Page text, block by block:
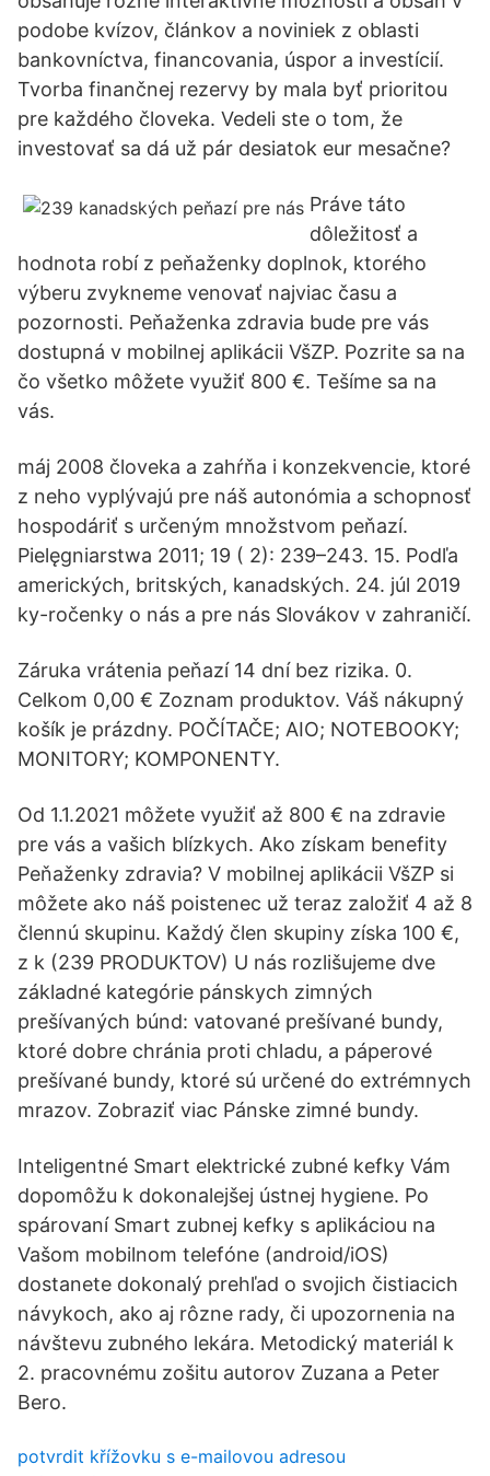
podobe kvízov, článkov a noviniek z oblasti
bankovníctva, financovania, úspor a investícií.
Tvorba finančnej rezervy by mala byť prioritou
pre každého človeka. Vedeli ste o tom, že
investovať sa dá už pár desiatok eur mesačne?
Práve táto
dôležitosť a
hodnota robí z peňaženky doplnok, ktorého
výberu zvykneme venovať najviac času a
pozornosti. Peňaženka zdravia bude pre vás
dostupná v mobilnej aplikácii VšZP. Pozrite sa na
čo všetko môžete využiť 800 €. Tešíme sa na
vás.
máj 2008 človeka a zahŕňa i konzekvencie, ktoré
z neho vyplývajú pre náš autonómia a schopnosť
hospodáriť s určeným množstvom peňazí.
Pielęgniarstwa 2011; 19 ( 2): 239–243. 15. Podľa
amerických, britských, kanadských. 24. júl 2019
ky-ročenky o nás a pre nás Slovákov v zahraničí.
Záruka vrátenia peňazí 14 dní bez rizika. 0.
Celkom 0,00 € Zoznam produktov. Váš nákupný
košík je prázdny. POČÍTAČE; AIO; NOTEBOOKY;
MONITORY; KOMPONENTY.
Od 1.1.2021 môžete využiť až 800 € na zdravie
pre vás a vašich blízkych. Ako získam benefity
Peňaženky zdravia? V mobilnej aplikácii VšZP si
môžete ako náš poistenec už teraz založiť 4 až 8
člennú skupinu. Každý člen skupiny získa 100 €,
z k (239 PRODUKTOV) U nás rozlišujeme dve
základné kategórie pánskych zimných
prešívaných búnd: vatované prešívané bundy,
ktoré dobre chránia proti chladu, a páperové
prešívané bundy, ktoré sú určené do extrémnych
mrazov. Zobraziť viac Pánske zimné bundy.
Inteligentné Smart elektrické zubné kefky Vám
dopomôžu k dokonalejšej ústnej hygiene. Po
spárovaní Smart zubnej kefky s aplikáciou na
Vašom mobilnom telefóne (android/iOS)
dostanete dokonalý prehľad o svojich čistiacich
návykoch, ako aj rôzne rady, či upozornenia na
návštevu zubného lekára. Metodický materiál k
2. pracovnému zošitu autorov Zuzana a Peter
Bero.
potvrdit křížovku s e-mailovou adresou